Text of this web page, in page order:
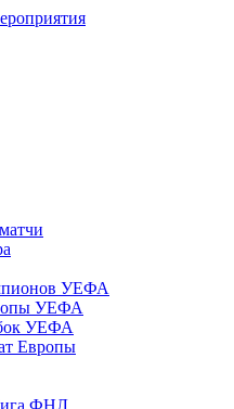
УЕФА
УЕФА
УЕФА
Европы
ФНЛ